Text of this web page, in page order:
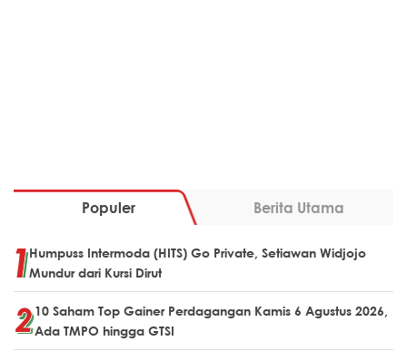
Populer Berita Utama
Humpuss Intermoda (HITS) Go Private, Setiawan Widjojo
Mundur dari Kursi Dirut
10 Saham Top Gainer Perdagangan Kamis 6 Agustus 2026,
Ada TMPO hingga GTSI